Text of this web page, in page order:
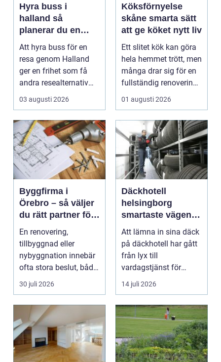
Hyra buss i
halland så
planerar du en
trygg och smidig
resa
Att hyra buss för en
resa genom Halland
ger en frihet som få
andra resealternativ
erbjuder. Gruppen ...
03 augusti 2026
Köksförnyelse
skåne smarta sätt
att ge köket nytt liv
Ett slitet kök kan göra
hela hemmet trött, men
många drar sig för en
fullständig renovering.
Det tar...
01 augusti 2026
Byggfirma i
Örebro – så väljer
du rätt partner för
ditt projekt
En renovering,
tillbyggnad eller
nybyggnation innebär
ofta stora beslut, både
ekonomiskt ...
30 juli 2026
Däckhotell
helsingborg
smartaste vägen
till säkra hjulskift
Att lämna in sina däck
på däckhotell har gått
från lyx till
vardagstjänst för
många bilägare. I
Hels...
14 juli 2026